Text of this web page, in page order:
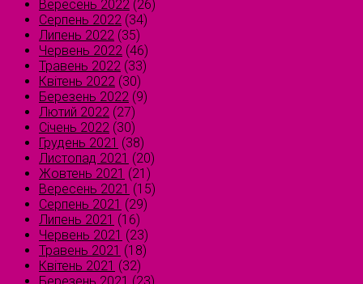
Вересень 2022 (26)
Серпень 2022 (34)
Липень 2022 (35)
Червень 2022 (46)
Травень 2022 (33)
Квітень 2022 (30)
Березень 2022 (9)
Лютий 2022 (27)
Січень 2022 (30)
Грудень 2021 (38)
Листопад 2021 (20)
Жовтень 2021 (21)
Вересень 2021 (15)
Серпень 2021 (29)
Липень 2021 (16)
Червень 2021 (23)
Травень 2021 (18)
Квітень 2021 (32)